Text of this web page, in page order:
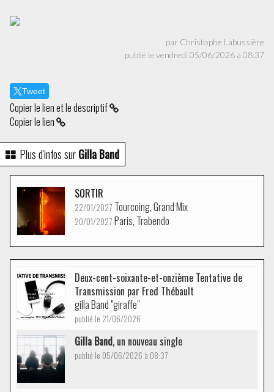
par Christophe Labussière
publié le vendredi 05/06/2026 à 08:37
Tweet
Copier le lien et le descriptif
Copier le lien
Plus d'infos surGilla Band
SORTIR
22/01/2027 Tourcoing, Grand Mix
20/01/2027Paris, Trabendo
Deux-cent-soixante-et-onzième Tentative de
Transmission par Fred Thébault
gilla Band "giraffe"
publié le 21/06/2026
Gilla Band, un nouveau single
publié le 05/06/2026 à 08:37